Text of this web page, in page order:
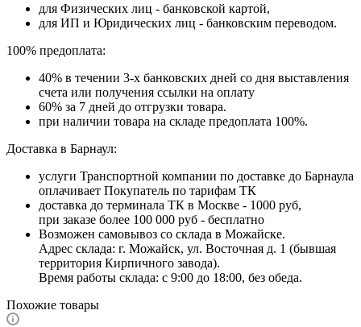
для Физических лиц - банковской картой,
для ИП и Юридических лиц - банковским переводом.
100% предоплата:
40% в течении 3-х банковских дней со дня выставления
счета или получения ссылки на оплату
60% за 7 дней до отгрузки товара.
при наличии товара на складе предоплата 100%.
Доставка в Барнаул:
услуги Транспортной компании по доставке до Барнаула
оплачивает Покупатель по тарифам ТК
доставка до терминала ТК в Москве - 1000 руб,
при заказе более 100 000 руб - бесплатно
Возможен самовывоз со склада в Можайске.
Адрес склада: г. Можайск, ул. Восточная д. 1 (бывшая
территория Кирпичного завода).
Время работы склада: с 9:00 до 18:00, без обеда.
Похожие товары